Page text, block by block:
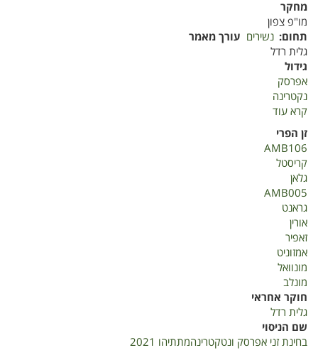
מחקר
מו"פ צפון
תחום נשירים עורך מאמר
גלית רדל
גידול
אפרסק
נקטרינה
קרא עוד
זני
אפרסק
מתיתיהו
2021
זן הפרי
AMB106
קריסטל
גלאן
AMB005
גראנט
אורין
זאפיר
אמזוניט
מונוואל
מונלב
חוקר אחראי
גלית רדל
שם הניסוי
בחינת זני אפרסק ונטקטרינהמתתיהו 2021